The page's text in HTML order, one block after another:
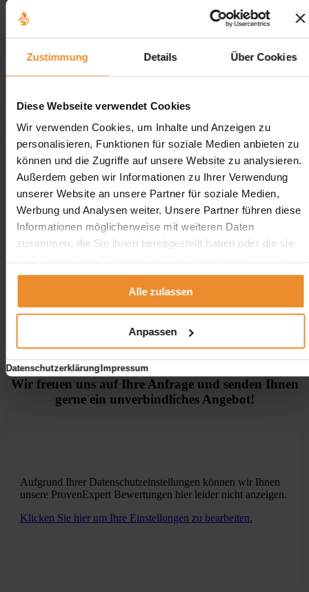
Zustimmung Details Über Cookies
Diese Webseite verwendet Cookies
Wir verwenden Cookies, um Inhalte und Anzeigen zu
personalisieren, Funktionen für soziale Medien anbieten zu
können und die Zugriffe auf unsere Website zu analysieren.
Außerdem geben wir Informationen zu Ihrer Verwendung
unserer Website an unsere Partner für soziale Medien,
Werbung und Analysen weiter. Unsere Partner führen diese
Informationen möglicherweise mit weiteren Daten
zusammen, die Sie ihnen bereitgestellt haben oder die sie
Alle zulassen
Anpassen
DatenschutzerklärungImpressum
Bei Anfragen zur Entsorgung Ihrer Öltankanlage erhalten Sie in der
Für ein Angebot benötigen wir Ihre Kontaktdaten sowie eine kurze
Beschreibung der zu demontierenden Tankanlage (Tankart und
Das sagen unsere Kunden
Aufgrund Ihrer Datenschutzeinstellungen können wir Ihnen
Bewertungen hier leider nicht anzeigen.
Jetzt individuelle Anfrage senden. Klicken Sie
Wir freuen uns auf Ihre Anfrage und senden Ihnen
gerne ein unverbindliches Angebot!
Aufgrund Ihrer Datenschutzeinstellungen können wir Ihnen
unsere ProvenExpert Bewertungen hier leider nicht anzeigen.
Klicken Sie hier um Ihre Einstellungen zu bearbeiten.